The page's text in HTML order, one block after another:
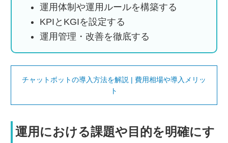
運用体制や運用ルールを構築する
KPIとKGIを設定する
運用管理・改善を徹底する
チャットボットの導入方法を解説 | 費用相場や導入メリッ
ト
運用における課題や目的を明確にす